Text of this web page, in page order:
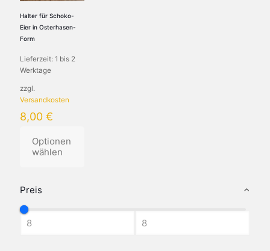
Preis
Halter für Schoko-
Eier in Osterhasen-
Form
Lieferzeit: 1 bis 2
Werktage
zzgl.
Versandkosten
8,00 €
Optionen
wählen